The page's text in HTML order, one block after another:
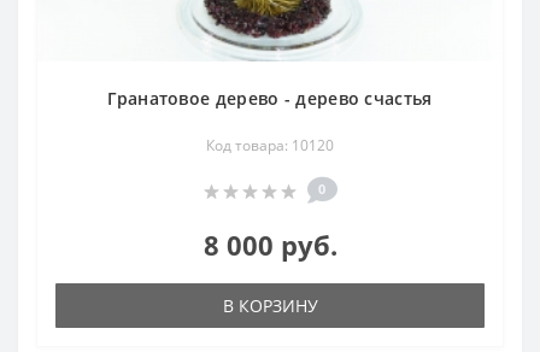
Гранатовое дерево - дерево счастья
Код товара: 10120
0
8 000 руб.
В КОРЗИНУ